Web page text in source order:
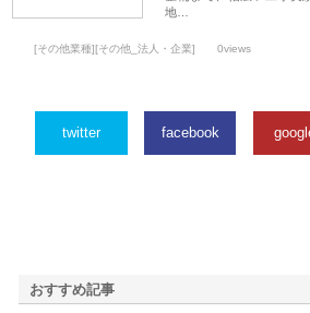
地…
[その他業種][その他_法人・企業] 0views
twitter facebook
おすすめ記事